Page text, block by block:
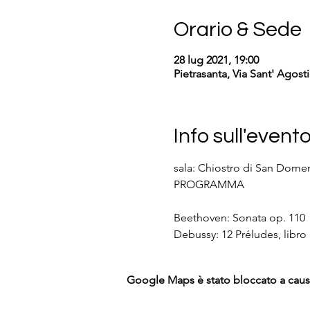
Orario & Sede
28 lug 2021, 19:00
Pietrasanta, Via Sant'
Info
sala: Chiostro di San
PROGRAMMA
Beethoven: Sonata op. 110
Debussy: 12 Préludes, libro
Google Maps è stato bloccato a